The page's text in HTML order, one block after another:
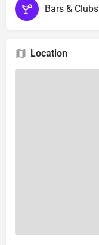
Bars & Clubs
Location